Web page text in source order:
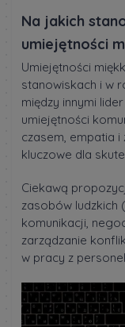
Na jakich
umiejętności
Umiejętności
stanowiskach i w
między innymi
umiejętności
czasem, empatia
kluczowe dla
Ciekawą
zasobów ludzkich
komunikacji,
zarządzanie
w pracy z